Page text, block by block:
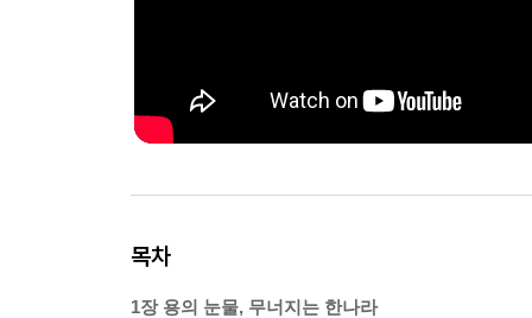
목차
1장 용의 눈물, 무너지는 한나라